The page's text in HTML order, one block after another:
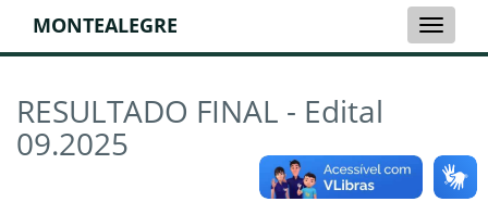
Toggle
MONTEALEGRE
RESULTADO FINAL - Edital
09.2025